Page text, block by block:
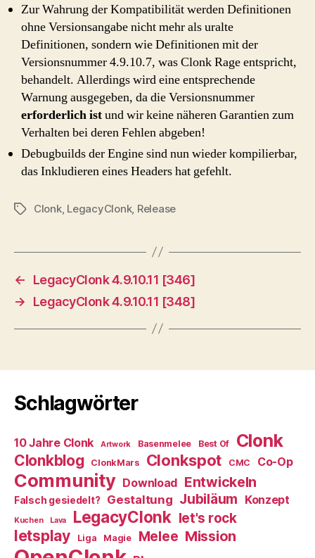
Zur Wahrung der Kompatibilität werden Definitionen
ohne Versionsangabe nicht mehr als uralte
Definitionen, sondern wie Definitionen mit der
Versionsnummer 4.9.10.7, was Clonk Rage entspricht,
behandelt. Allerdings wird eine entsprechende
Warnung ausgegeben, da die Versionsnummer
erforderlich istund wir keine näheren Garantien zum
Verhalten bei deren Fehlen abgeben!
Debugbuilds der Engine sind nun wieder kompilierbar,
das Inkludieren eines Headers hat gefehlt.
Schlagwörter
Clonk, LegacyClonk, Release
←
LegacyClonk 4.9.10.11 [346]
→
LegacyClonk 4.9.10.11 [348]
Schlagwörter
10 Jahre Clonk Artwork Basenmelee Best Of Clonk
Clonkblog ClonkMars Clonkspot CMC Co-Op
Community Download Entwickeln
Falsch gesiedelt? Gestaltung Jubiläum Konzept
Kuchen Lava LegacyClonk let's rock
letsplay Liga Magie Melee Mission